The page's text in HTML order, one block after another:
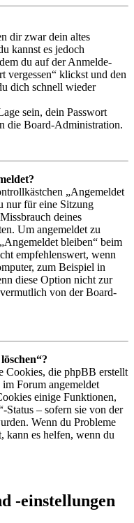
dir zwar dein altes
kannst es jedoch
du auf der Anmelde-
vergessen“ klickst und den
dich schnell wieder
sein, dein Passwort
die Board-Administration.
„Angemeldet
nur für eine Sitzung
deines
Um angemeldet zu
bleiben“ beim
empfehlenswert, wenn
zum Beispiel in
diese Option nicht zur
von der Board-
Cookies, die phpBB erstellt
Forum angemeldet
einige Funktionen,
Status – sofern sie von der
Wenn du Probleme
kann es helfen, wenn du
-einstellungen